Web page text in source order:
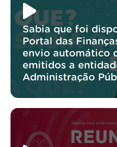
Sabia que foi
Portal das
envio automático
emitidos a
Administração